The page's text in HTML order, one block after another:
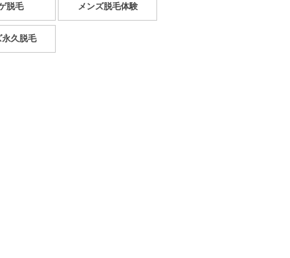
脱毛 メンズ脱毛体験
永久脱毛